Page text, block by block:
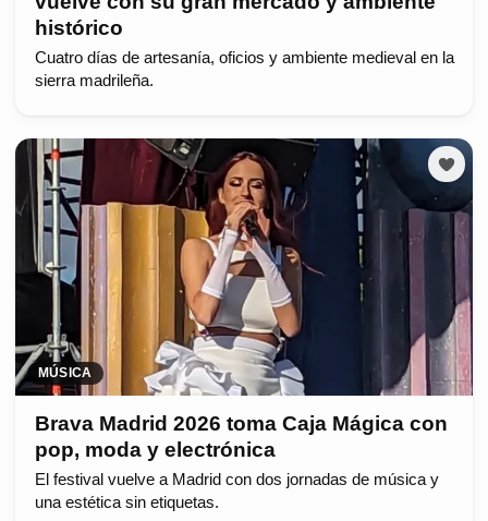
histórico
Cuatro días de artesanía, oficios y ambiente medieval en la
sierra madrileña.
MÚSICA
Brava Madrid 2026 toma Caja Mágica con
pop, moda y electrónica
El festival vuelve a Madrid con dos jornadas de música y
una estética sin etiquetas.